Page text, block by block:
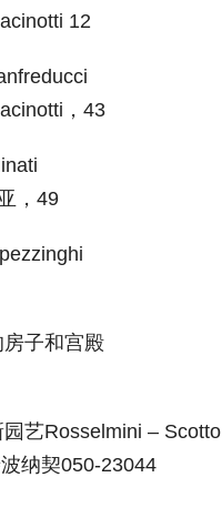
12
，43
，49
房子和宫殿
艺Rosselmini – Scotto
纳契050-23044